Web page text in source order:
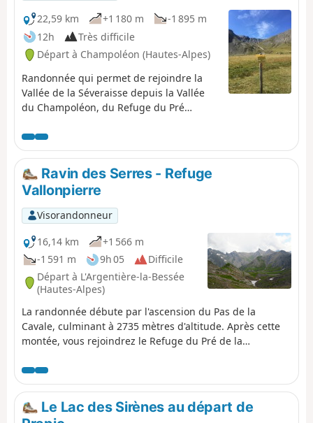
22,59 km
+1 180 m
-1 895 m
12h
Très difficile
Départ à Champoléon (Hautes-Alpes)
Randonnée qui permet de rejoindre la
Vallée de la Séveraisse depuis la Vallée
du Champoléon, du Refuge du Pré
en Valgaudémar. Un morceau du GRP®
Tour du Vieux Chaillol, au pied du Sirac et
qui emprunte 3 cols : le Col de la Valette,
le Col de Gouiran et le Col de
Vallonpierre.
Ravin des Serres - Refuge
Vallonpierre
Visorandonneur
16,14 km
+1 566 m
-1 591 m
9h 05
Difficile
Départ à L'Argentière-la-Bessée
(Hautes-Alpes)
La randonnée débute par l'ascension du Pas de la
Cavale, culminant à 2735 mètres d'altitude. Après cette
montée, vous rejoindrez le Refuge du Pré de la
le long de l'imposant Sirac, en passant par les cols de la
Vallette, de Gouiran et de Vallonpierre. Le parcours se
termine au Refuge de Vallonpierre.
Le Lac des Sirènes au départ de